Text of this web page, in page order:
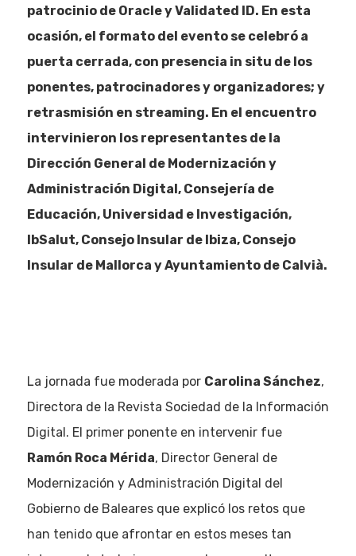
patrocinio de Oracle y Validated ID. En esta
ocasión, el formato del evento se celebró a
puerta cerrada, con presencia in situ de los
ponentes, patrocinadores y organizadores; y
retrasmisión en streaming. En el encuentro
intervinieron los representantes de la
Dirección General de Modernización y
Administración Digital, Consejería de
Educación, Universidad e Investigación,
IbSalut, Consejo Insular de Ibiza, Consejo
Insular de Mallorca y Ayuntamiento de Calvià.
La jornada fue moderada por Carolina Sánchez,
Directora de la Revista Sociedad de la Información
Digital. El primer ponente en intervenir fue
Ramón Roca Mérida, Director General de
Modernización y Administración Digital del
Gobierno de Baleares que explicó los retos que
han tenido que afrontar en estos meses tan